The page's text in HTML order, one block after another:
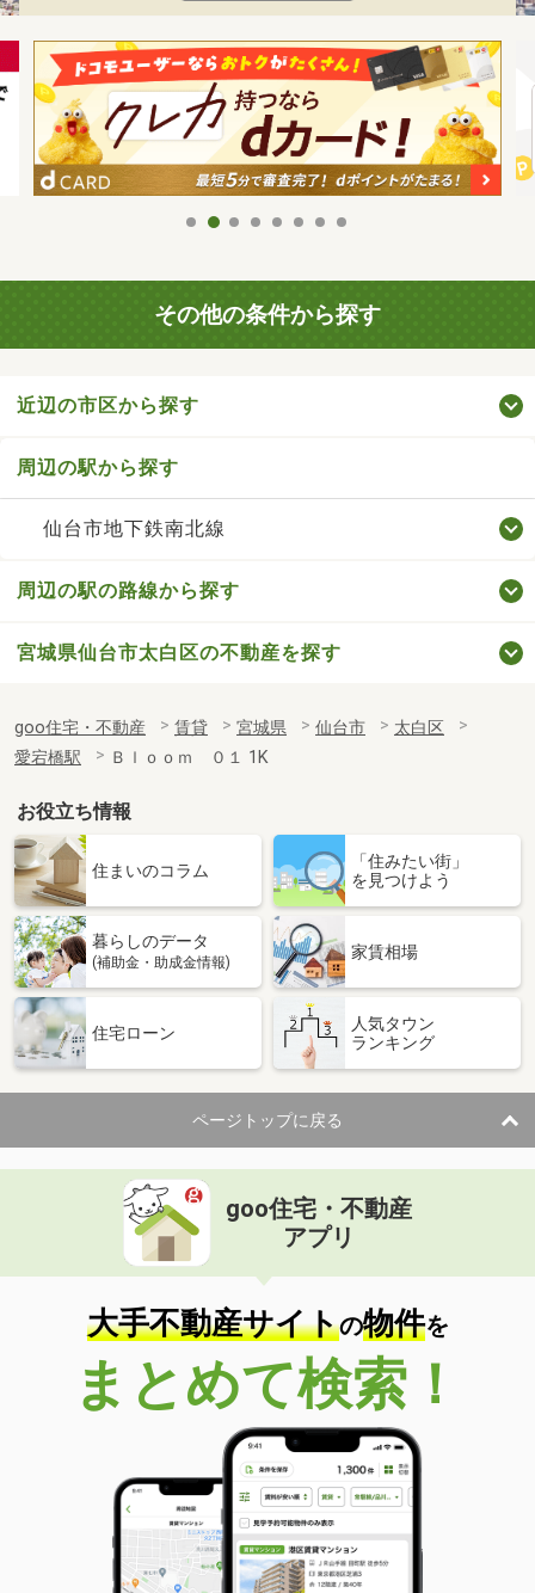
その他の条件から探す
近辺の市区から探す
周辺の駅から探す
仙台市地下鉄南北線
周辺の駅の路線から探す
宮城県仙台市太白区の不動産を探す
goo住宅・不動産 賃貸 宮城県 仙台市
太白区
愛宕橋駅
Ｂｌｏｏｍ ０１ 1K
お役立ち情報
住まいのコラム
「住みたい街」
を見つけよう
暮らしのデータ
(補助金・助成金情報)
家賃相場
住宅ローン
人気タウン
ランキング
ページトップに戻る
goo住宅・不動産
アプリ
大手不動産サイトの物件を
まとめて検索！